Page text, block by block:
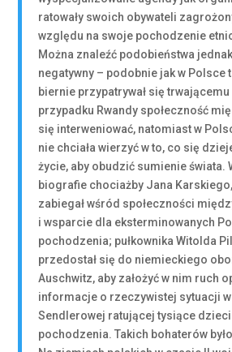
ratowały swoich obywateli
względu na swoje pochodzenie
Można znaleźć podobieństwa
negatywny – podobnie jak w Polsce
biernie przypatrywał się
przypadku Rwandy społeczność
się interweniować, natomiast w
nie chciała wierzyć w to, co się
życie, aby obudzić sumienie świata.
biografie chociażby Jana
zabiegał wśród społeczności
i wsparcie dla eksterminowanych
pochodzenia; pułkownika Witolda
przedostał się do niemieckiego
Auschwitz, aby założyć w nim ruch
informacje o rzeczywistej sytuacji
Sendlerowej ratującej tysiące
pochodzenia. Takich bohaterów